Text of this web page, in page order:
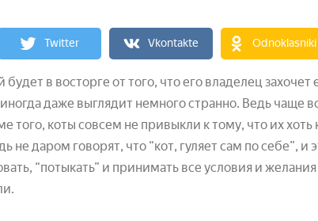
Twitter Vkontakte Odnoklasniki
в восторге от того, что его владелец захочет
даже выглядит немного странно. Ведь чаще
того, коты совсем не привыкли к тому, что их
не даром говорят, что “кот, гуляет сам по себе”,
“потыкать” и принимать все условия и